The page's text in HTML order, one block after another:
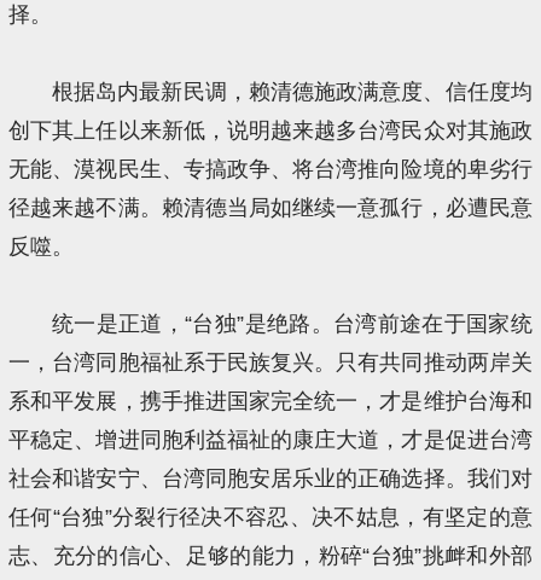
择。
根据岛内最新民调，赖清德施政满意度、信任度均
创下其上任以来新低，说明越来越多台湾民众对其施政
无能、漠视民生、专搞政争、将台湾推向险境的卑劣行
径越来越不满。赖清德当局如继续一意孤行，必遭民意
反噬。
统一是正道，“台独”是绝路。台湾前途在于国家统
一，台湾同胞福祉系于民族复兴。只有共同推动两岸关
系和平发展，携手推进国家完全统一，才是维护台海和
平稳定、增进同胞利益福祉的康庄大道，才是促进台湾
社会和谐安宁、台湾同胞安居乐业的正确选择。我们对
任何“台独”分裂行径决不容忍、决不姑息，有坚定的意
志、充分的信心、足够的能力，粉碎“台独”挑衅和外部